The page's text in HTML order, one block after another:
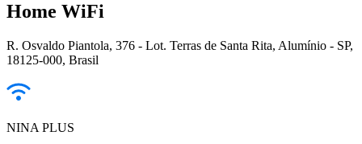
Home WiFi
R. Osvaldo Piantola, 376 - Lot. Terras de Santa Rita, Alumínio - SP,
18125-000, Brasil
NINA PLUS